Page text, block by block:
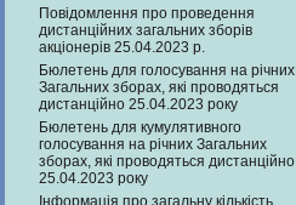
Повідомлення про проведення
дистанційних загальних зборів
акціонерів 25.04.2023 р.
Бюлетень для голосування на річних
Загальних зборах, які проводяться
дистанційно 25.04.2023 року
Бюлетень для кумулятивного
голосування на річних Загальних
зборах, які проводяться дистанційно
25.04.2023 року
Інформація про загальну кількість